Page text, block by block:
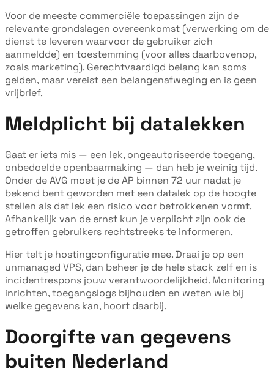
Voor de meeste commerciële toepassingen zijn de
relevante grondslagen overeenkomst (verwerking om de
dienst te leveren waarvoor de gebruiker zich
aanmeldde) en toestemming (voor alles daarbovenop,
zoals marketing). Gerechtvaardigd belang kan soms
gelden, maar vereist een belangenafweging en is geen
vrijbrief.
Meldplicht bij datalekken
Gaat er iets mis — een lek, ongeautoriseerde toegang,
onbedoelde openbaarmaking — dan heb je weinig tijd.
Onder de AVG moet je de AP binnen 72 uur nadat je
bekend bent geworden met een datalek op de hoogte
stellen als dat lek een risico voor betrokkenen vormt.
Afhankelijk van de ernst kun je verplicht zijn ook de
getroffen gebruikers rechtstreeks te informeren.
Hier telt je hostingconfiguratie mee. Draai je op een
unmanaged VPS, dan beheer je de hele stack zelf en is
incidentrespons jouw verantwoordelijkheid. Monitoring
inrichten, toegangslogs bijhouden en weten wie bij
welke gegevens kan, hoort daarbij.
Doorgifte van gegevens
buiten Nederland